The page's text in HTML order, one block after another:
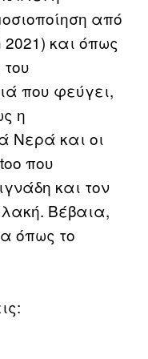
από
2021) και όπως
που φεύγει,
η
Νερά και οι
που
και τον
Βέβαια,
όπως το